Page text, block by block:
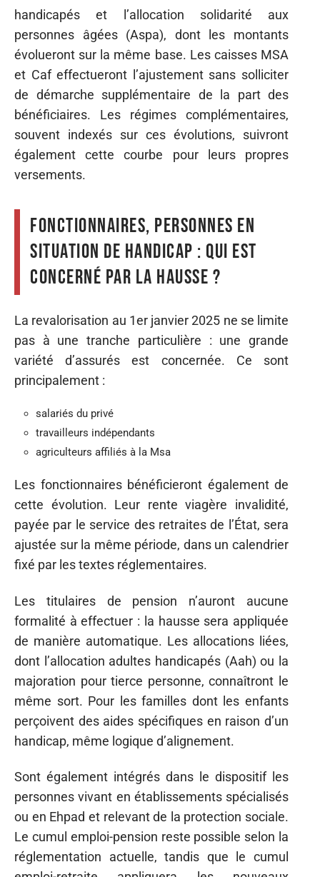
handicapés et l’allocation solidarité aux
personnes âgées (Aspa), dont les montants
évolueront sur la même base. Les caisses MSA
et Caf effectueront l’ajustement sans solliciter
de démarche supplémentaire de la part des
bénéficiaires. Les régimes complémentaires,
souvent indexés sur ces évolutions, suivront
également cette courbe pour leurs propres
versements.
Fonctionnaires, personnes en
situation de handicap : qui est
concerné par la hausse ?
La revalorisation au 1er janvier 2025 ne se limite
pas à une tranche particulière : une grande
variété d’assurés est concernée. Ce sont
principalement :
salariés du privé
travailleurs indépendants
agriculteurs affiliés à la Msa
Les fonctionnaires bénéficieront également de
cette évolution. Leur rente viagère invalidité,
payée par le service des retraites de l’État, sera
ajustée sur la même période, dans un calendrier
fixé par les textes réglementaires.
Les titulaires de pension n’auront aucune
formalité à effectuer : la hausse sera appliquée
de manière automatique. Les allocations liées,
dont l’allocation adultes handicapés (Aah) ou la
majoration pour tierce personne, connaîtront le
même sort. Pour les familles dont les enfants
perçoivent des aides spécifiques en raison d’un
handicap, même logique d’alignement.
Sont également intégrés dans le dispositif les
personnes vivant en établissements spécialisés
ou en Ehpad et relevant de la protection sociale.
Le cumul emploi-pension reste possible selon la
réglementation actuelle, tandis que le cumul